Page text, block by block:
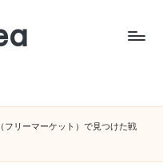
フリーマーケット）で見つけた戦